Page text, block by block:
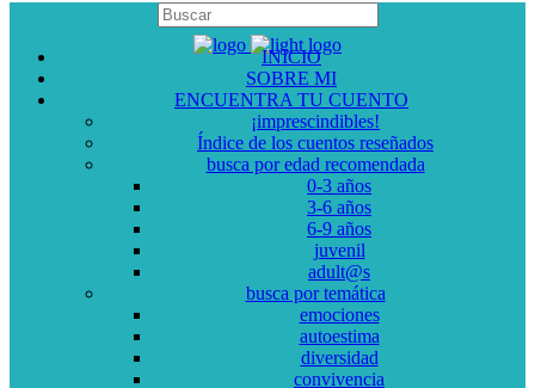
INICIO
SOBRE MI
ENCUENTRA TU CUENTO
¡imprescindibles!
Índice de los cuentos reseñados
busca por edad recomendada
0-3 años
3-6 años
6-9 años
juvenil
adult@s
busca por temática
emociones
autoestima
diversidad
convivencia